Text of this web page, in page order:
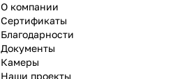
О компании
Сертификаты
Благодарности
Документы
Камеры
Наши проекты